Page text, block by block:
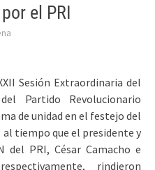
el PRI
Sesión Extraordinaria del
Partido Revolucionario
de unidad en el festejo del
al tiempo que el presidente y
del PRI, César Camacho e
rindieron